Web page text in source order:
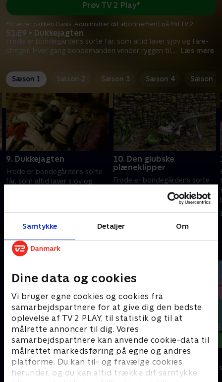
Samtykke Detaljer Om
Dine data og cookies
Vi bruger egne cookies og cookies fra
samarbejdspartnere for at give dig den bedste
oplevelse af TV 2 PLAY, til statistik og til at
målrette annoncer til dig. Vores
samarbejdspartnere kan anvende cookie-data til
målrettet markedsføring på egne og andres
platforme. Du kan til- og fravælge cookies
herunder, og du kan altid trække dit samtykke
S1:E9 • Dukkejagten
Frode er bondegårdens sorte får, som altid laver sjov og fåre-
streger. Hver gang bondemanden vender ryggen til,... Læs mere
Prøv TV 2 Play*
*Kræver pakken Basis. Administrer dit abonnement på Mit TV 2.
Sæson 1 Sæson 2 Sæson 3 Sæson 4 Sæson 5
9. Dukkejagten
Frode er bondegårdens sorte
får, som altid laver sjov og
1. maj 2016 • 6 min
10. Den glubske
plæneklipper
Frode er bondegårdens sorte
fåre-streger. Hver gang
venner på noget.
Andre så også
Rasmus Klump
Børneserier • 3 sæsoner
Gurli Gris
Børneserier •